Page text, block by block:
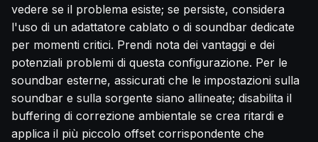
vedere se il problema esiste; se persiste, considera
l'uso di un adattatore cablato o di soundbar dedicate
per momenti critici. Prendi nota dei vantaggi e dei
potenziali problemi di questa configurazione. Per le
soundbar esterne, assicurati che le impostazioni sulla
soundbar e sulla sorgente siano allineate; disabilita il
buffering di correzione ambientale se crea ritardi e
applica il più piccolo offset corrispondente che